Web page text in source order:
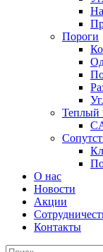
Пороги
Теплый
О нас
Новости
Акции
Контакты